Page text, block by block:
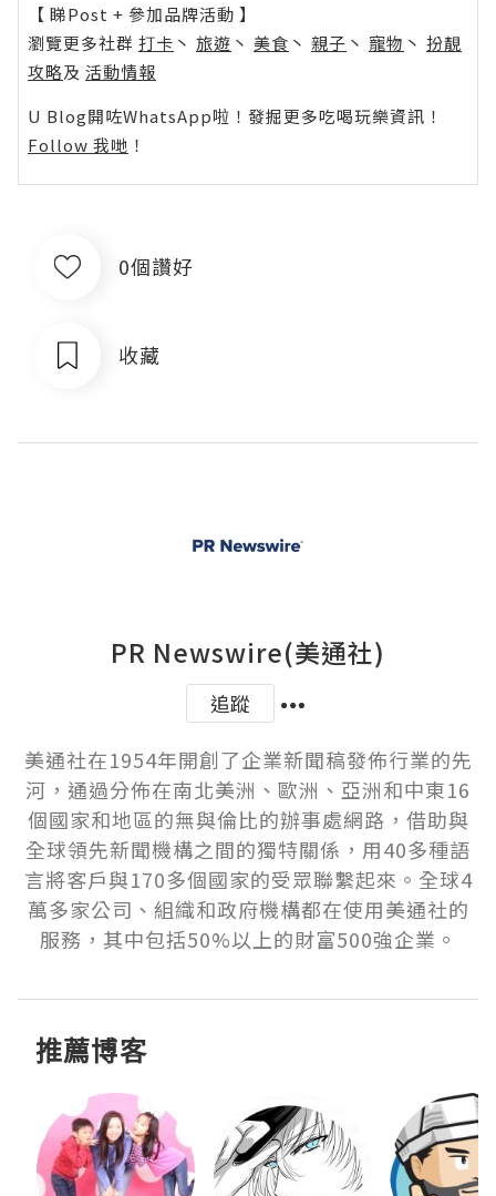
【 睇Post + 參加品牌活動 】
瀏覽更多社群 打卡 丶 旅遊 丶 美食 丶 親子 丶 寵物 丶 扮靚
攻略及 活動情報
U Blog開咗WhatsApp啦！發掘更多吃喝玩樂資訊！
Follow 我哋 ！
0個讚好
收藏
PR Newswire(美通社)
追蹤
美通社在1954年開創了企業新聞稿發佈行業的先
河，通過分佈在南北美洲、歐洲、亞洲和中東16
個國家和地區的無與倫比的辦事處網路，借助與
全球領先新聞機構之間的獨特關係，用40多種語
言將客戶與170多個國家的受眾聯繫起來。全球4
萬多家公司、組織和政府機構都在使用美通社的
服務，其中包括50%以上的財富500強企業。
推薦博客